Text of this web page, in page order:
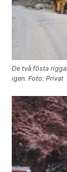
De två fösta
igen. Foto: Privat